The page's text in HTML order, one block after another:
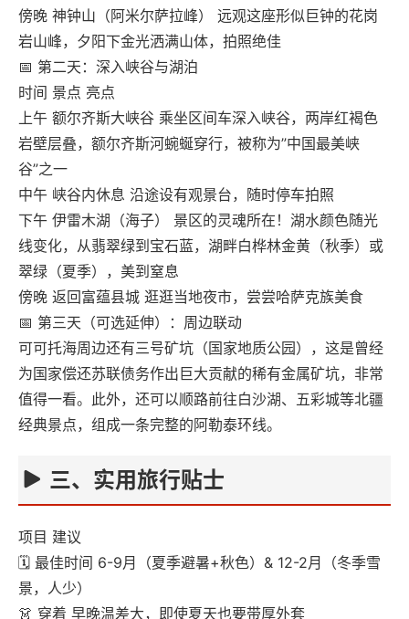
傍晚 神钟山（阿米尔萨拉峰） 远观这座形似巨钟的花岗
岩山峰，夕阳下金光洒满山体，拍照绝佳
📅 第二天：深入峡谷与湖泊
时间 景点 亮点
上午 额尔齐斯大峡谷 乘坐区间车深入峡谷，两岸红褐色
岩壁层叠，额尔齐斯河蜿蜒穿行，被称为”中国最美峡
谷”之一
中午 峡谷内休息 沿途设有观景台，随时停车拍照
下午 伊雷木湖（海子） 景区的灵魂所在！湖水颜色随光
线变化，从翡翠绿到宝石蓝，湖畔白桦林金黄（秋季）或
翠绿（夏季），美到窒息
傍晚 返回富蕴县城 逛逛当地夜市，尝尝哈萨克族美食
📅 第三天（可选延伸）：周边联动
可可托海周边还有三号矿坑（国家地质公园），这是曾经
为国家偿还苏联债务作出巨大贡献的稀有金属矿坑，非常
值得一看。此外，还可以顺路前往白沙湖、五彩城等北疆
经典景点，组成一条完整的阿勒泰环线。
三、实用旅行贴士
项目 建议
🗓 最佳时间 6-9月（夏季避暑+秋色）& 12-2月（冬季雪
景，人少）
👗 穿着 早晚温差大，即使夏天也要带厚外套